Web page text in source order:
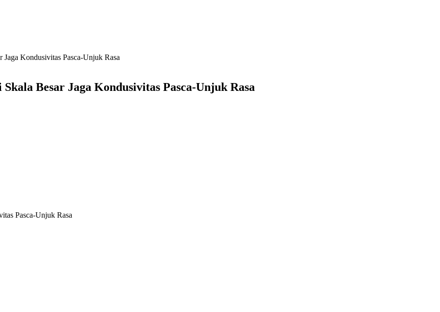
Kondusivitas Pasca-Unjuk Rasa
Besar Jaga Kondusivitas Pasca-Unjuk Rasa
Pasca-Unjuk Rasa